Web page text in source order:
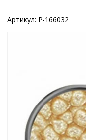
Артикул: P-166032